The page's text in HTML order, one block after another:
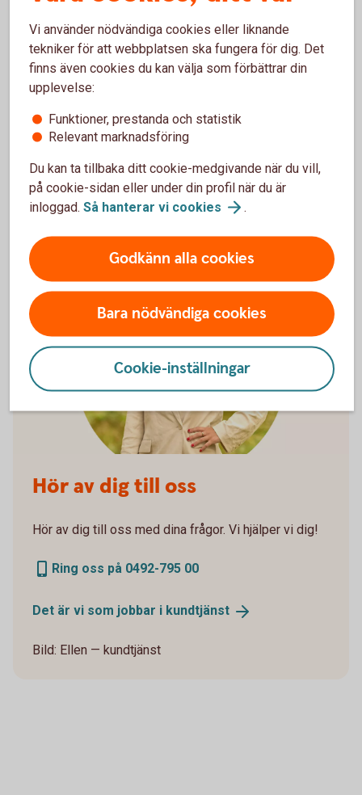
Skicka in handlingar
Skicka handlingarna i ett frankerat kuvert till:
Vimmerby Sparbank
Box 103
598 22 Vimmerby
Hör av dig till oss
Hör av dig till oss med dina frågor. Vi hjälper vi dig!
Ring oss på 0492-795 00
Det är vi som jobbar i kundtjänst
Bild: Ellen — kundtjänst
Vi använder nödvändiga cookies eller liknande
tekniker för att webbplatsen ska fungera för dig. Det
finns även cookies du kan välja som förbättrar din
upplevelse:
Funktioner, prestanda och statistik
Relevant marknadsföring
Du kan ta tillbaka ditt cookie-medgivande när du vill,
på cookie-sidan eller under din profil när du är
inloggad. Så hanterar vi cookies .
Godkänn alla cookies
Bara nödvändiga cookies
Cookie-inställningar